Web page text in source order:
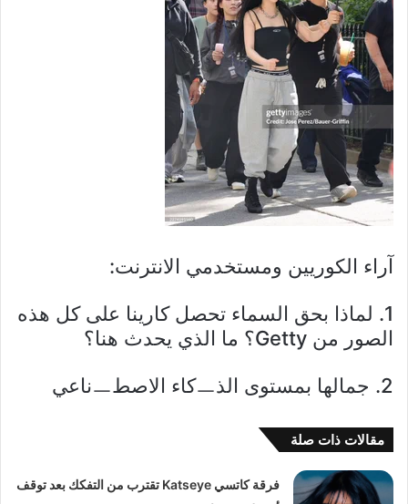
آراء الكوريين ومستخدمي الانترنت:
1. لماذا بحق السماء تحصل كارينا على كل هذه
الصور من Getty؟ ما الذي يحدث هنا؟
2. جمالها بمستوى الذㅡكاء الاصطㅡناعي
مقالات ذات صلة
فرقة كاتسي Katseye تقترب من التفكك بعد توقف